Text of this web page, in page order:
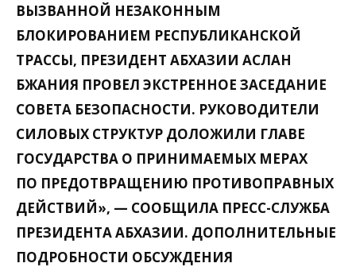
ВЫЗВАННОЙ НЕЗАКОННЫМ
БЛОКИРОВАНИЕМ РЕСПУБЛИКАНСКОЙ
ТРАССЫ, ПРЕЗИДЕНТ АБХАЗИИ АСЛАН
БЖАНИЯ ПРОВЕЛ ЭКСТРЕННОЕ ЗАСЕДАНИЕ
СОВЕТА БЕЗОПАСНОСТИ. РУКОВОДИТЕЛИ
СИЛОВЫХ СТРУКТУР ДОЛОЖИЛИ ГЛАВЕ
ГОСУДАРСТВА О ПРИНИМАЕМЫХ МЕРАХ
ПО ПРЕДОТВРАЩЕНИЮ ПРОТИВОПРАВНЫХ
ДЕЙСТВИЙ», — СООБЩИЛА ПРЕСС-СЛУЖБА
ПРЕЗИДЕНТА АБХАЗИИ. ДОПОЛНИТЕЛЬНЫЕ
ПОДРОБНОСТИ ОБСУЖДЕНИЯ